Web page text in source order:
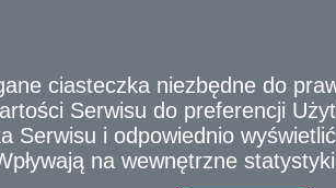
Odbiorca usługi
Obywatel, Przedsiębiorca, Instytucja
Termin załatwienia sprawy
ciasteczka niezbędne do
Serwisu do preferencji
Serwisu i odpowiednio
na wewnętrzne